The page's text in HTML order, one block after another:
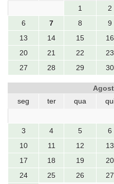
1
2
6
7 8 9
13
14 15 16
20
21 22 23
27
28 29 30
seg
ter qua
3
4 5 6
10
11 12 13
17
18 19 20
24
25 26 27